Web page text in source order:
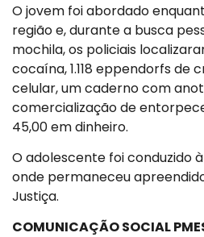
O jovem foi abordado
região e, durante a busca
mochila, os policiais
cocaína, 1.118 eppendorfs de
celular, um caderno com
comercialização de
45,00 em dinheiro.
O adolescente foi conduzido
onde permaneceu
Justiça.
COMUNICAÇÃO SOCIAL